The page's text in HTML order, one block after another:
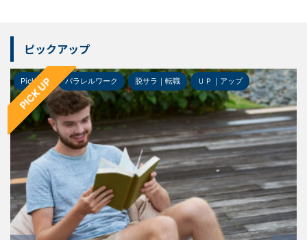
ピックアップ
PICK UP
Pick-up パラレルワーク 脱サラ｜転職 ＵＰ｜アップ